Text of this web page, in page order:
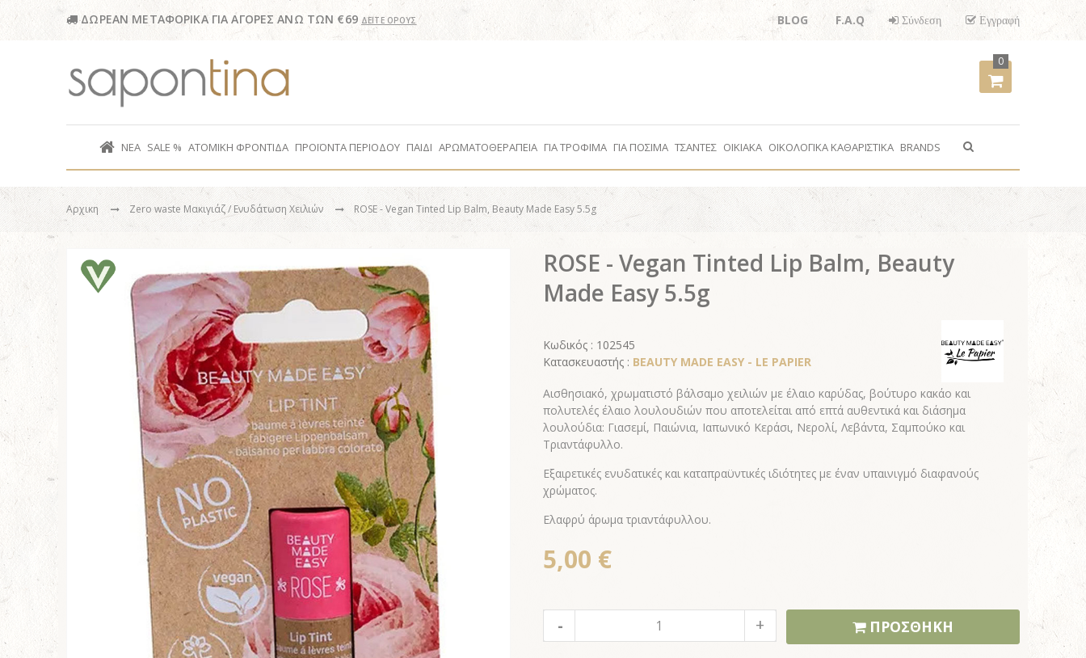
ΔΩΡΕΑΝ ΜΕΤΑΦΟΡΙΚΑ ΓΙΑ ΑΓΟΡΕΣ ΑΝΩ ΤΩΝ €69 ΔΕΙΤΕ ΟΡΟΥΣ Εγγραφή
Σύνδεση
BLOG F.A.Q
0
ΝΕΑ SALE % ΑΤΟΜΙΚΗ ΦΡΟΝΤΙΔΑ ΠΡΟΪΟΝΤΑ ΠΕΡΙΟΔΟΥ ΠΑΙΔΙ ΑΡΩΜΑΤΟΘΕΡΑΠΕΙΑ ΓΙΑ ΤΡΟΦΙΜΑ ΓΙΑ ΠΟΣΙΜΑ ΤΣΑΝΤΕΣ ΟΙΚΙΑΚΑ ΟΙΚΟΛΟΓΙΚΑ ΚΑΘΑΡΙΣΤΙΚΑ BRANDS
Αρχικη Zero waste Μακιγιάζ/ Ενυδάτωση Χειλιών ROSE - Vegan Tinted Lip Balm, Beauty Made Easy 5.5g
ROSE - Vegan Tinted Lip Balm, Beauty
Made Easy 5.5g
Κωδικός : 102545
Κατασκευαστής : BEAUTY MADE EASY - LE PAPIER
Αισθησιακό, χρωματιστό βάλσαμο χειλιών με έλαιο καρύδας, βούτυρο κακάο και
πολυτελές έλαιο λουλουδιών που αποτελείται από επτά αυθεντικά και διάσημα
λουλούδια: Γιασεμί, Παιώνια, Ιαπωνικό Κεράσι, Νερολί, Λεβάντα, Σαμπούκο και
Τριαντάφυλλο.
Εξαιρετικές ενυδατικές και καταπραϋντικές ιδιότητες με έναν υπαινιγμό διαφανούς
χρώματος.
Ελαφρύ άρωμα τριαντάφυλλου.
5,00 €
ΠΡΟΣΘΗΚΗ